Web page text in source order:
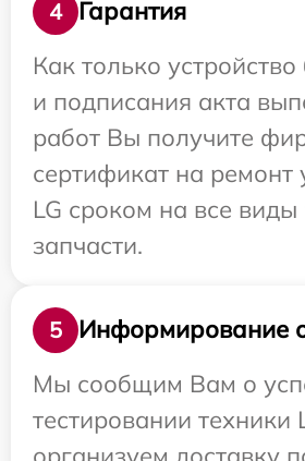
4
Гарантия
Как только устройство
и подписания акта
работ Вы получите
сертификат на ремонт
LG сроком на все виды
запчасти.
5
Информирование
Мы сообщим Вам о
тестировании техники